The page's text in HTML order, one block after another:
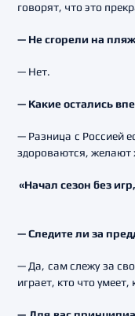
говорят, что это
— Не сгорели на
— Нет.
— Какие остались
— Разница с Россией
здороваются, желают
«Начал сезон без
— Следите ли за
— Да, сам слежу за
играет, кто что